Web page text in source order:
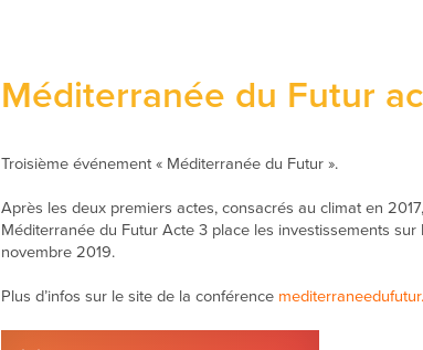
Méditerranée du Futur
Troisième événement « Méditerranée du Futur ».
Après les deux premiers actes, consacrés au climat en
Méditerranée du Futur Acte 3 place les investissements
novembre 2019.
Plus d’infos sur le site de la conférence